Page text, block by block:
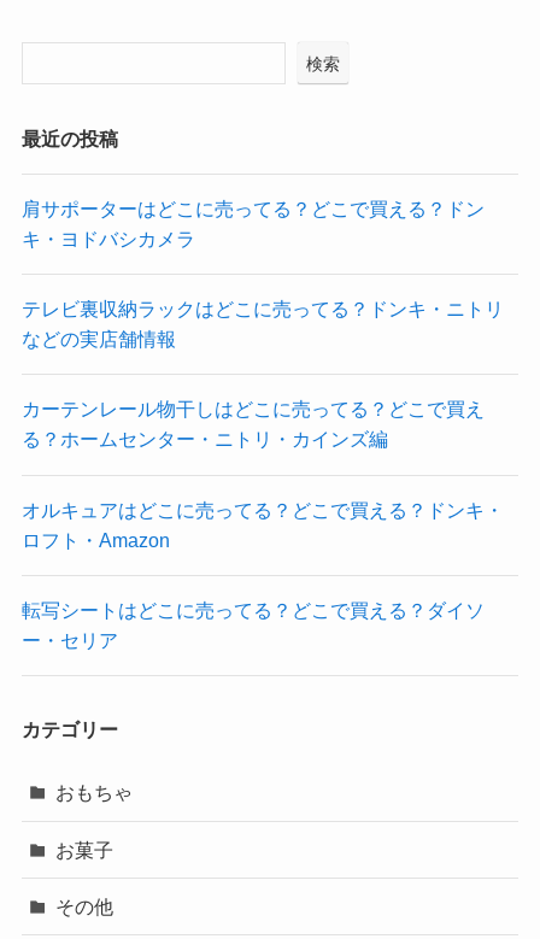
検索
最近の投稿
肩サポーターはどこに売ってる？どこで買える？ドン
キ・ヨドバシカメラ
テレビ裏収納ラックはどこに売ってる？ドンキ・ニトリ
などの実店舗情報
カーテンレール物干しはどこに売ってる？どこで買え
る？ホームセンター・ニトリ・カインズ編
オルキュアはどこに売ってる？どこで買える？ドンキ・
ロフト・Amazon
転写シートはどこに売ってる？どこで買える？ダイソ
ー・セリア
カテゴリー
おもちゃ
お菓子
その他